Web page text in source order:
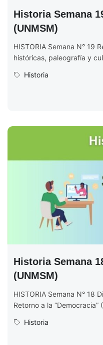
Historia Semana
(UNMSM)
HISTORIA Semana N° 19
históricas, paleografía y
Historia
Historia Semana
(UNMSM)
HISTORIA Semana N° 18
Retorno a la
Historia